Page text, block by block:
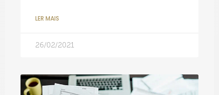
LER MAIS
26/02/2021